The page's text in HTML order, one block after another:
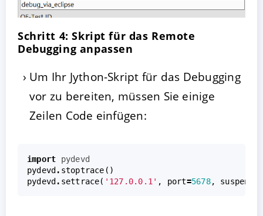
Schritt 4: Skript für das Remote
Debugging anpassen
Um Ihr Jython-Skript für das Debugging
vor zu bereiten, müssen Sie einige
Zeilen Code einfügen:
import
pydevd
pydevd . stoptrace ()
pydevd . settrace( '127.0.0.1' , port=5678, suspend